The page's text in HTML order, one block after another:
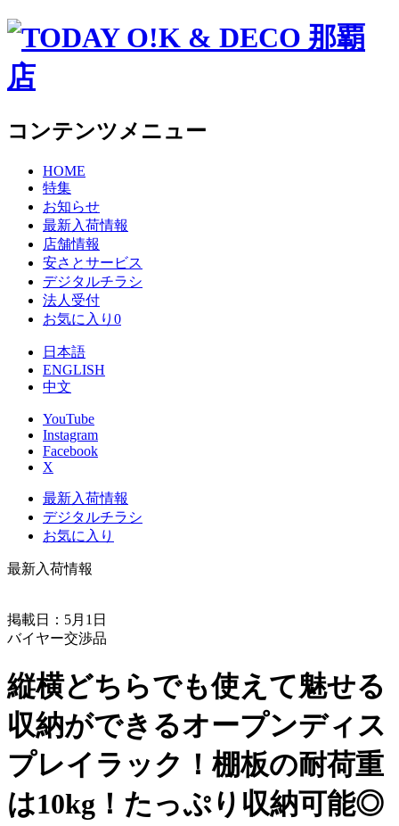
コンテンツメニュー
HOME
特集
お知らせ
最新入荷情報
店舗情報
安さとサービス
デジタルチラシ
法人受付
お気に入り 0
日本語
ENGLISH
中文
YouTube
Instagram
Facebook
X
最新入荷情報
デジタルチラシ
お気に入り
最新入荷情報
掲載日：5月1日
バイヤー交渉品
縦横どちらでも使えて魅せる
収納ができるオープンディス
プレイラック！棚板の耐荷重
は10kg！たっぷり収納可能◎